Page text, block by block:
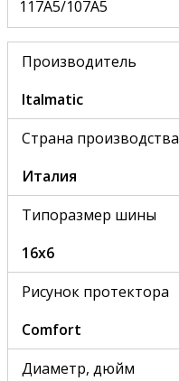
Производитель
Italmatic
Страна производства
Италия
Типоразмер шины
16x6
Рисунок протектора
Comfort
Диаметр, дюйм